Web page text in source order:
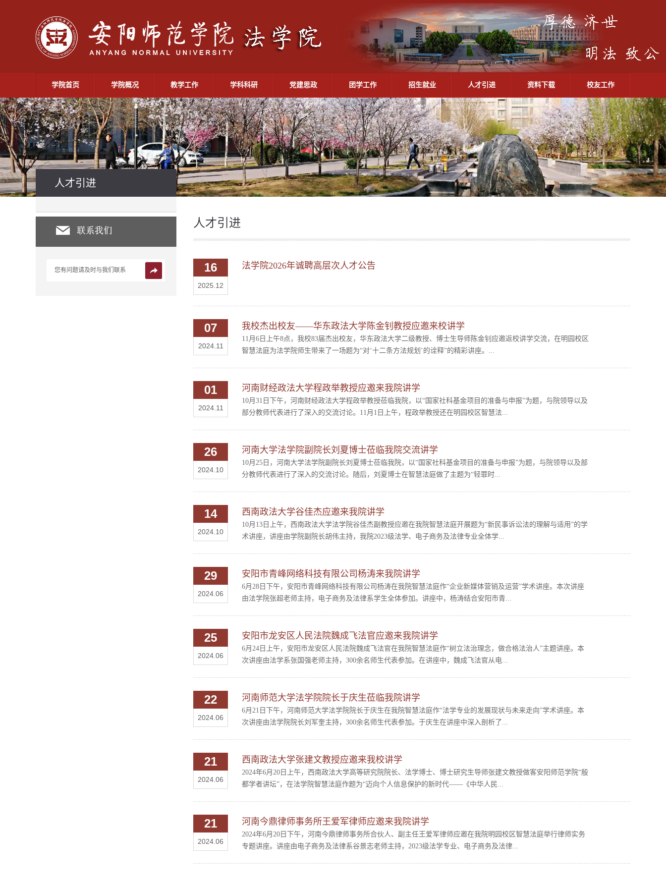
学院首页 学院概况 教学工作 学科科研 党建思政 团学工作 招生就业 人才引进 资料下载 校友工作
人才引进
您有问题请及时与我们联系
人才引进
16
2025.12
法学院2026年诚聘高层次人才公告
07
2024.11
我校杰出校友——华东政法大学陈金钊教授应邀来校讲学
11月6日上午8点，我校83届杰出校友，华东政法大学二级教授、博士生导师陈金钊应邀返校讲学交流，在明园校区
智慧法庭为法学院师生带来了一场题为“对‘十二条方法规划’的诠释”的精彩讲座。...
01
2024.11
河南财经政法大学程政举教授应邀来我院讲学
10月31日下午，河南财经政法大学程政举教授莅临我院，以“国家社科基金项目的准备与申报”为题，与院领导以及
部分教师代表进行了深入的交流讨论。11月1日上午，程政举教授还在明园校区智慧法...
26
2024.10
河南大学法学院副院长刘夏博士莅临我院交流讲学
10月25日，河南大学法学院副院长刘夏博士莅临我院，以“国家社科基金项目的准备与申报”为题，与院领导以及部
分教师代表进行了深入的交流讨论。随后，刘夏博士在智慧法庭做了主题为“轻罪时...
14
2024.10
西南政法大学谷佳杰应邀来我院讲学
10月13日上午，西南政法大学法学院谷佳杰副教授应邀在我院智慧法庭开展题为“新民事诉讼法的理解与适用”的学
术讲座，讲座由学院副院长胡伟主持，我院2023级法学、电子商务及法律专业全体学...
29
2024.06
安阳市青峰网络科技有限公司杨涛来我院讲学
6月28日下午，安阳市青峰网络科技有限公司杨涛在我院智慧法庭作“企业新媒体营销及运营”学术讲座。本次讲座
由法学院张超老师主持，电子商务及法律系学生全体参加。讲座中，杨涛结合安阳市青...
25
2024.06
安阳市龙安区人民法院魏成飞法官应邀来我院讲学
6月24日上午，安阳市龙安区人民法院魏成飞法官在我院智慧法庭作“树立法治理念，做合格法治人”主题讲座。本
次讲座由法学系张国强老师主持，300余名师生代表参加。在讲座中，魏成飞法官从电...
22
2024.06
河南师范大学法学院院长于庆生莅临我院讲学
6月21日下午，河南师范大学法学院院长于庆生在我院智慧法庭作“法学专业的发展现状与未来走向”学术讲座。本
次讲座由法学院院长刘军奎主持，300余名师生代表参加。于庆生在讲座中深入剖析了...
21
2024.06
西南政法大学张建文教授应邀来我校讲学
2024年6月20日上午，西南政法大学高等研究院院长、法学博士、博士研究生导师张建文教授做客安阳师范学院“殷
都学者讲坛”，在法学院智慧法庭作题为“迈向个人信息保护的新时代——《中华人民...
21
2024.06
河南今鼎律师事务所王爱军律师应邀来我院讲学
2024年6月20日下午，河南今鼎律师事务所合伙人、副主任王爱军律师应邀在我院明园校区智慧法庭举行律师实务
专题讲座。讲座由电子商务及法律系谷景志老师主持，2023级法学专业、电子商务及法律...